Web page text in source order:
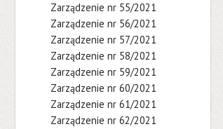
Zarządzenie nr 55/2021
Zarządzenie nr 56/2021
Zarządzenie nr 57/2021
Zarządzenie nr 58/2021
Zarządzenie nr 59/2021
Zarządzenie nr 60/2021
Zarządzenie nr 61/2021
Zarządzenie nr 62/2021